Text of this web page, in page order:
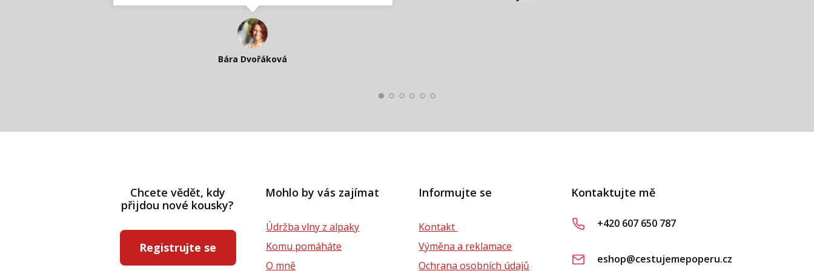
Bára Dvořáková
dámská velikost!!!
Kateřina Veleta Štěpánová
Nadšená zpráva
Katka Perháčová
Chcete vědět, kdy
přijdou nové kousky?
Registrujte se
Mohlo by vás zajímat
Údržba vlny z alpaky
Komu pomáháte
O mně
Informujte se
Kontakt
Výměna a reklamace
Ochrana osobních údajů
Kontaktujte mě
+420 607 650 787
eshop@cestujemepoperu.cz